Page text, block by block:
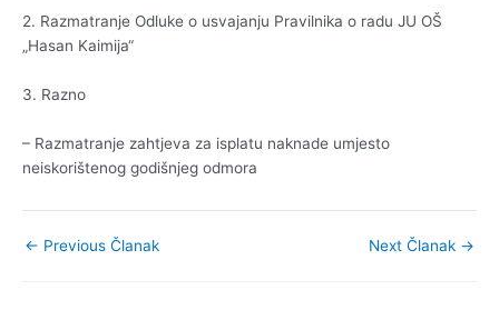
2. Razmatranje Odluke o usvajanju Pravilnika o radu JU OŠ
„Hasan Kaimija“
3. Razno
– Razmatranje zahtjeva za isplatu naknade umjesto
neiskorištenog godišnjeg odmora
← Previous Članak Next Članak →